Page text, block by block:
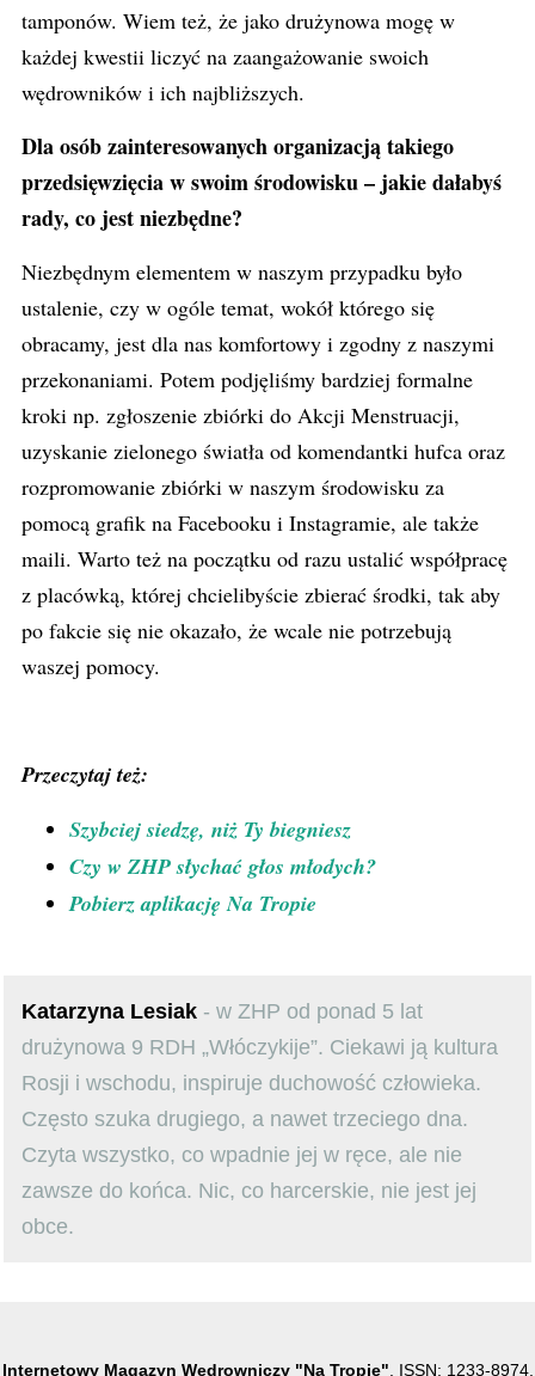
tamponów. Wiem też, że jako drużynowa mogę w
każdej kwestii liczyć na zaangażowanie swoich
wędrowników i ich najbliższych.
Dla osób zainteresowanych organizacją takiego
przedsięwzięcia w swoimśrodowisku – jakiedałabyś
rady, co jest niezbędne?
Niezbędnym elementem w naszym przypadku było
ustalenie, czy w ogóle temat, wokół którego się
obracamy, jest dla nas komfortowy i zgodny z naszymi
przekonaniami. Potem podjęliśmy bardziej formalne
kroki np. zgłoszenie zbiórki do Akcji Menstruacji,
uzyskanie zielonego światła od komendantki hufca oraz
rozpromowanie zbiórki w naszym środowisku za
pomocą grafik na Facebooku i Instagramie, ale także
maili. Warto też na początku od razu ustalić współpracę
z placówką, której chcielibyście zbierać środki, tak aby
po fakcie się nie okazało, że wcale nie potrzebują
waszej pomocy.
Przeczytaj też:
Szybciej siedzę, niż Ty biegniesz
Czy w ZHP słychać głos młodych?
Pobierz aplikację Na Tropie
Katarzyna Lesiak - w ZHP od ponad 5 lat
drużynowa 9 RDH „Włóczykije”. Ciekawi ją kultura
Rosji i wschodu, inspiruje duchowość człowieka.
Często szuka drugiego, a nawet trzeciego dna.
Czyta wszystko, co wpadnie jej w ręce, ale nie
zawsze do końca. Nic, co harcerskie, nie jest jej
obce.
Internetowy Magazyn Wędrowniczy "Na Tropie" , ISSN: 1233-8974.